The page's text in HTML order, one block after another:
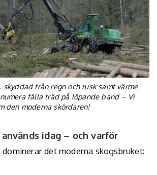
skyddad från regn och rusk samt värme
fälla träd på löpande band – Vi
den moderna skördaren!
idag – och varför
det moderna skogsbruket: